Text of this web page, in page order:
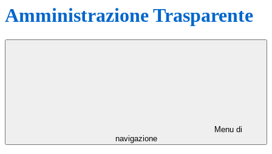
Amministrazione Trasparente
Menu di
navigazione